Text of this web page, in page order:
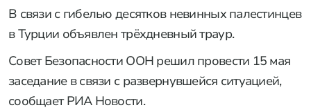
В связи с гибелью десятков невинных палестинцев
в Турции объявлен трёхдневный траур.
Совет Безопасности ООН решил провести 15 мая
заседание в связи с развернувшейся ситуацией,
сообщает РИА Новости.